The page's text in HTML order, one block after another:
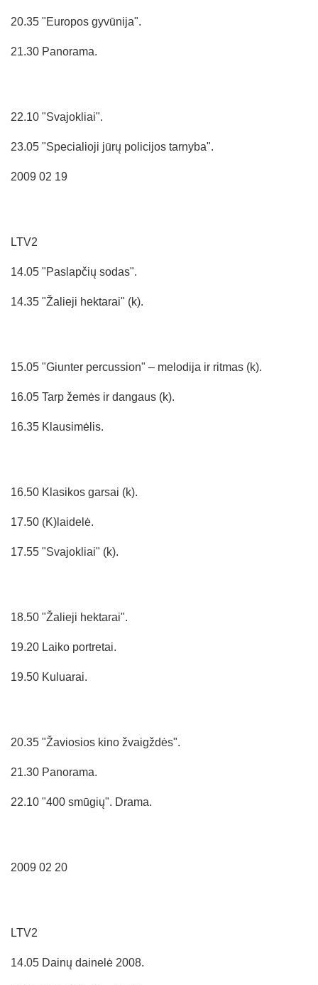
20.35 "Europos gyvūnija".
21.30 Panorama.
22.10 "Svajokliai".
23.05 "Specialioji jūrų policijos tarnyba".
2009 02 19
LTV2
14.05 "Paslapčių sodas".
14.35 "Žalieji hektarai" (k).
15.05 "Giunter percussion" – melodija ir ritmas (k).
16.05 Tarp žemės ir dangaus (k).
16.35 Klausimėlis.
16.50 Klasikos garsai (k).
17.50 (K)laidelė.
17.55 "Svajokliai" (k).
18.50 "Žalieji hektarai".
19.20 Laiko portretai.
19.50 Kuluarai.
20.35 "Žaviosios kino žvaigždės".
21.30 Panorama.
22.10 "400 smūgių". Drama.
2009 02 20
LTV2
14.05 Dainų dainelė 2008.